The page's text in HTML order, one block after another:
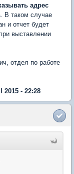
адрес
В таком случае
и отчет будет
выставлении
отдел по работе
2015 - 22:28